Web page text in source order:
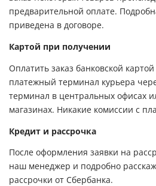
предварительной оплате.
приведена в договоре.
Картой при получении
Оплатить заказ банковской
платежный терминал курьера
терминал в центральных офисах
магазинах. Никакие комиссии с
Кредит и рассрочка
После оформления заявки на
наш менеджер и подробно
рассрочки от Сбербанка.